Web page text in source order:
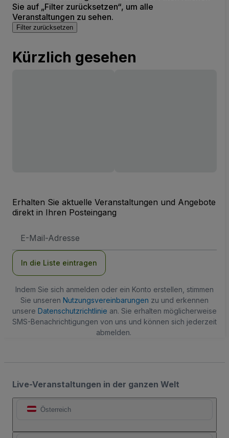
Sie auf „Filter zurücksetzen“, um alle
Veranstaltungen zu sehen.
Filter zurücksetzen
Kürzlich gesehen
Erhalten Sie aktuelle Veranstaltungen und Angebote
direkt in Ihren Posteingang
Mail-
In die Liste eintragen
Indem Sie sich anmelden oder ein Konto erstellen, stimmen
Sie unseren Nutzungsvereinbarungen zu und erkennen
unsere Datenschutzrichtlinie an. Sie erhalten möglicherweise
SMS-Benachrichtigungen von uns und können sich jederzeit
abmelden.
Live-Veranstaltungen in der ganzen Welt
Österreich